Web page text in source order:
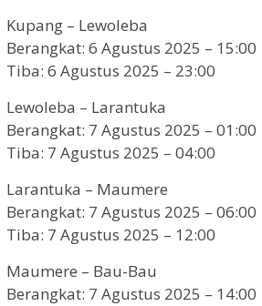
Kupang – Lewoleba
Berangkat: 6 Agustus 2025 – 15:00
Tiba: 6 Agustus 2025 – 23:00
Lewoleba – Larantuka
Berangkat: 7 Agustus 2025 – 01:00
Tiba: 7 Agustus 2025 – 04:00
Larantuka – Maumere
Berangkat: 7 Agustus 2025 – 06:00
Tiba: 7 Agustus 2025 – 12:00
Maumere – Bau-Bau
Berangkat: 7 Agustus 2025 – 14:00